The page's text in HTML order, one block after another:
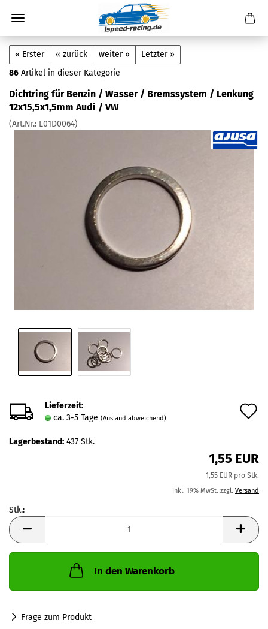
« Erster « zurück weiter »
Letzter »
86 Artikel in dieser Kategorie
Dichtring für Benzin / Wasser / Bremssystem / Lenkung
12x15,5x1,5mm Audi / VW
(Art.Nr.: L01D0064)
Lieferzeit:
ca. 3-5 Tage (Ausland abweichend)
Lagerbestand: 437 Stk.
1,55 EUR
1,55 EUR pro Stk.
inkl. 19% MwSt. zzgl. Versand
Stk.:
Stk.
In den Warenkorb
Frage zum Produkt